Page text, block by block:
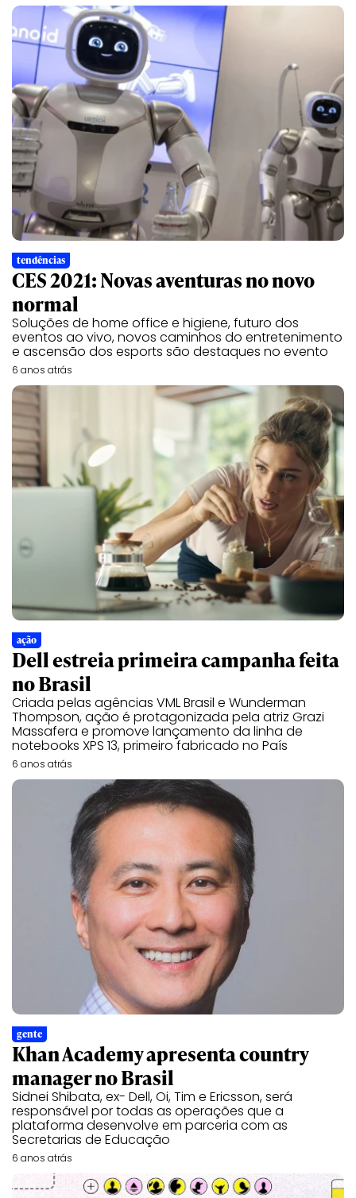
tendências
CES 2021: Novas aventuras no novo
normal
Soluções de home office e higiene, futuro dos
eventos ao vivo, novos caminhos do entretenimento
e ascensão dos esports são destaques no evento
6 anos atrás
ação
Dell estreia primeira campanha feita
no Brasil
Criada pelas agências VML Brasil e Wunderman
Thompson, ação é protagonizada pela atriz Grazi
Massafera e promove lançamento da linha de
notebooks XPS 13, primeiro fabricado no País
6 anos atrás
gente
Khan Academy apresenta country
manager no Brasil
Sidnei Shibata, ex- Dell, Oi, Tim e Ericsson, será
responsável por todas as operações que a
plataforma desenvolve em parceria com as
Secretarias de Educação
6 anos atrás